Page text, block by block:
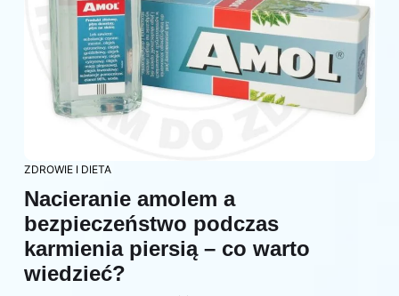
ZDROWIE I DIETA
Nacieranie amolem a
bezpieczeństwo podczas
karmienia piersią – co warto
wiedzieć?